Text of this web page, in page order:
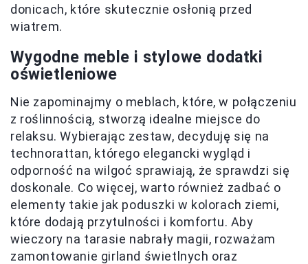
donicach, które skutecznie osłonią przed
wiatrem.
Wygodne meble i stylowe dodatki
oświetleniowe
Nie zapominajmy o meblach, które, w połączeniu
z roślinnością, stworzą idealne miejsce do
relaksu. Wybierając zestaw, decyduję się na
technorattan, którego elegancki wygląd i
odporność na wilgoć sprawiają, że sprawdzi się
doskonale. Co więcej, warto również zadbać o
elementy takie jak poduszki w kolorach ziemi,
które dodają przytulności i komfortu. Aby
wieczory na tarasie nabrały magii, rozważam
zamontowanie girland świetlnych oraz